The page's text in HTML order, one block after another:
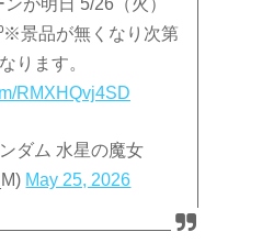
が明日 5/26（火）
景品が無くなり次第
ります。
RMXHQvj4SD
ダム 水星の魔女
May 25, 2026